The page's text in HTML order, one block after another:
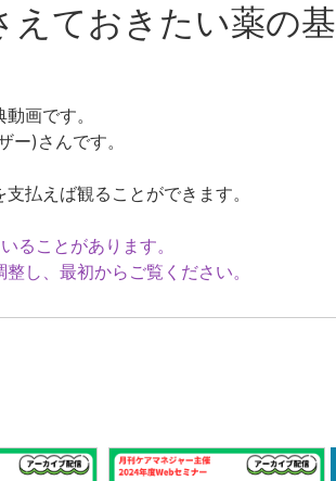
えておきたい薬の基
画です。
ー)さんです。
払えば観ることができます。
ることがあります。
し、最初からご覧ください。